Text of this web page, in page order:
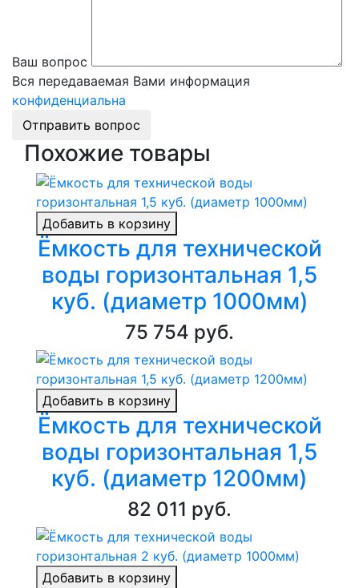
Ваш вопрос
Вся передаваемая Вами информация
конфиденциальна
Отправить вопрос
Похожие товары
Добавить в корзину
Ёмкость для технической
воды горизонтальная 1,5
куб. (диаметр 1000мм)
75 754 руб.
Добавить в корзину
Ёмкость для технической
воды горизонтальная 1,5
куб. (диаметр 1200мм)
82 011 руб.
Добавить в корзину